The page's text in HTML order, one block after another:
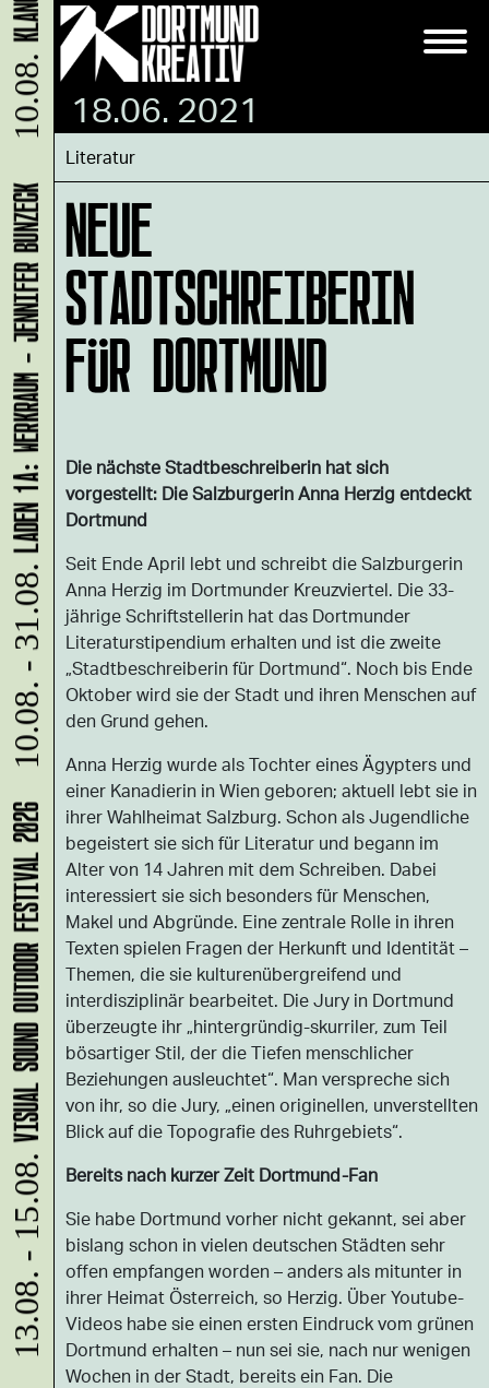
18.06. 2021
Literatur
NEUE
STADTSCHREIBERIN
FÜR DORTMUND
Die nächste Stadtbeschreiberin hat sich
vorgestellt: Die Salzburgerin Anna Herzig entdeckt
Dortmund
Seit Ende April lebt und schreibt die Salzburgerin
Anna Herzig im Dortmunder Kreuzviertel. Die 33-
jährige Schriftstellerin hat das Dortmunder
Literaturstipendium erhalten und ist die zweite
„Stadtbeschreiberin für Dortmund“. Noch bis Ende
Oktober wird sie der Stadt und ihren Menschen auf
den Grund gehen.
Anna Herzig wurde als Tochter eines Ägypters und
einer Kanadierin in Wien geboren; aktuell lebt sie in
ihrer Wahlheimat Salzburg. Schon als Jugendliche
begeistert sie sich für Literatur und begann im
Alter von 14 Jahren mit dem Schreiben. Dabei
interessiert sie sich besonders für Menschen,
Makel und Abgründe. Eine zentrale Rolle in ihren
Texten spielen Fragen der Herkunft und Identität –
Themen, die sie kulturenübergreifend und
interdisziplinär bearbeitet. Die Jury in Dortmund
überzeugte ihr „hintergründig-skurriler, zum Teil
bösartiger Stil, der die Tiefen menschlicher
Beziehungen ausleuchtet“. Man verspreche sich
von ihr, so die Jury, „einen originellen, unverstellten
Blick auf die Topografie des Ruhrgebiets“.
Bereits nach kurzer Zeit Dortmund-Fan
Sie habe Dortmund vorher nicht gekannt, sei aber
bislang schon in vielen deutschen Städten sehr
offen empfangen worden – anders als mitunter in
ihrer Heimat Österreich, so Herzig. Über Youtube-
Videos habe sie einen ersten Eindruck vom grünen
Dortmund erhalten – nun sei sie, nach nur wenigen
Wochen in der Stadt, bereits ein Fan. Die
13.08. - 15.08.
VISUAL SOUND OUTDOOR FESTIVAL 2026
10.08. - 31.08.
LADEN 1A: WERKRAUM - JENNIFER BUNZECK
10.08.